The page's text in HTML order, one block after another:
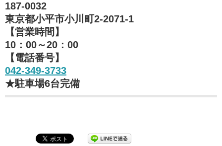
187-0032
東京都小平市小川町2-2071-1
【営業時間】
10：00～20：00
【電話番号】
042-349-3733
★駐車場6台完備